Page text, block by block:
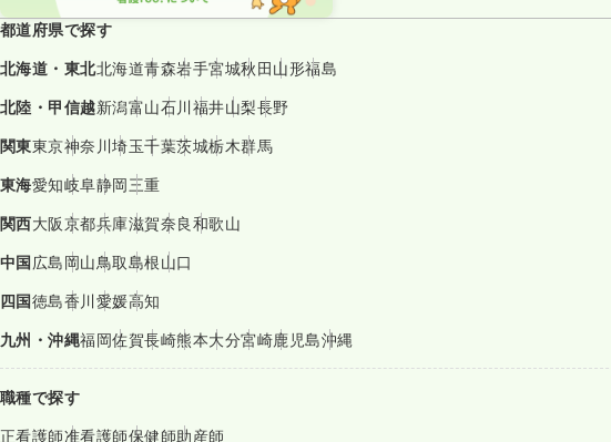
都道府県で探す
北海道・東北北海道青森岩手宮城秋田山形福島
北陸・甲信越新潟富山石川福井山梨長野
関東東京神奈川埼玉千葉茨城栃木群馬
東海愛知岐阜静岡三重
関西大阪京都兵庫滋賀奈良和歌山
中国広島岡山鳥取島根山口
四国徳島香川愛媛高知
九州・沖縄福岡佐賀長崎熊本大分宮崎鹿児島沖縄
職種で探す
正看護師准看護師保健師助産師